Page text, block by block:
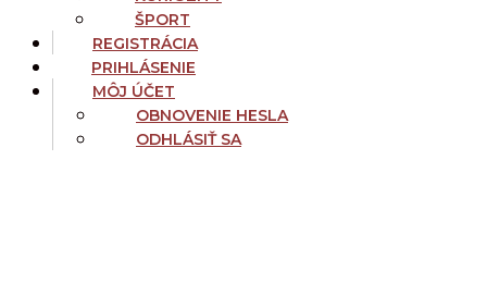
ŠPORT
REGISTRÁCIA
PRIHLÁSENIE
MÔJ ÚČET
OBNOVENIE HESLA
ODHLÁSIŤ SA